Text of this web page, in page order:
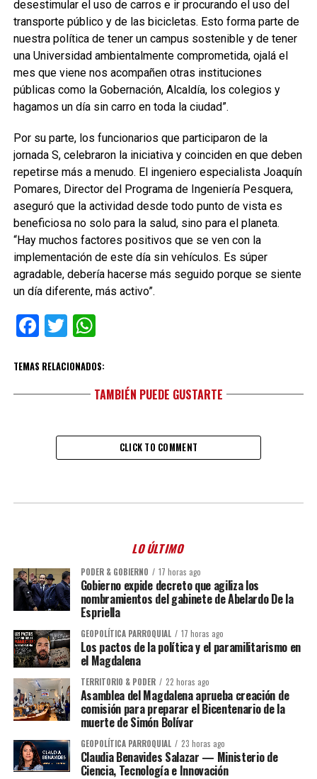
desestimular el uso de carros e ir procurando el uso del
transporte público y de las bicicletas. Esto forma parte de
nuestra política de tener un campus sostenible y de tener
una Universidad ambientalmente comprometida, ojalá el
mes que viene nos acompañen otras instituciones
públicas como la Gobernación, Alcaldía, los colegios y
hagamos un día sin carro en toda la ciudad”.
Por su parte, los funcionarios que participaron de la
jornada S, celebraron la iniciativa y coinciden en que deben
repetirse más a menudo. El ingeniero especialista Joaquín
Pomares, Director del Programa de Ingeniería Pesquera,
aseguró que la actividad desde todo punto de vista es
beneficiosa no solo para la salud, sino para el planeta.
“Hay muchos factores positivos que se ven con la
implementación de este día sin vehículos. Es súper
agradable, debería hacerse más seguido porque se siente
un día diferente, más activo”.
Facebook
TwitterWhatsApp
TEMAS RELACIONADOS:
TAMBIÉN PUEDE GUSTARTE
CLICK TO COMMENT
LO ÚLTIMO
PODER & GOBIERNO 17 horas ago
Gobierno expide decreto que agiliza los
nombramientos del gabinete de Abelardo De la
Espriella
GEOPOLÍTICA PARROQUIAL 17 horas ago
Los pactos de la política y el paramilitarismo en
el Magdalena
TERRITORIO & PODER 22 horas ago
Asamblea del Magdalena aprueba creación de
comisión para preparar el Bicentenario de la
muerte de Simón Bolívar
GEOPOLÍTICA PARROQUIAL 23 horas ago
Claudia Benavides Salazar — Ministerio de
Ciencia, Tecnología e Innovación